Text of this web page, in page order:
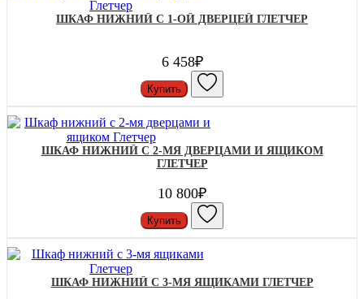
ШКАФ НИЖНИЙ С 1-ОЙ ДВЕРЦЕЙ ГЛЕТЧЕР
6 458₽
Купить
ШКАФ НИЖНИЙ С 2-МЯ ДВЕРЦАМИ И ЯЩИКОМ
ГЛЕТЧЕР
10 800₽
Купить
ШКАФ НИЖНИЙ С 3-МЯ ЯЩИКАМИ ГЛЕТЧЕР